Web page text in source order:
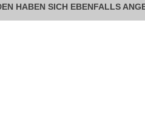
HABEN SICH EBENFALLS